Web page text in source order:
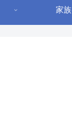
家族